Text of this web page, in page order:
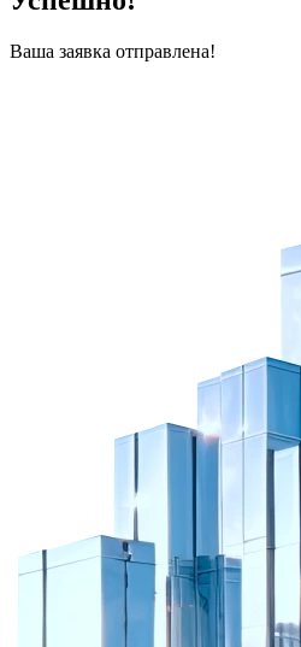
Ваша заявка отправлена!